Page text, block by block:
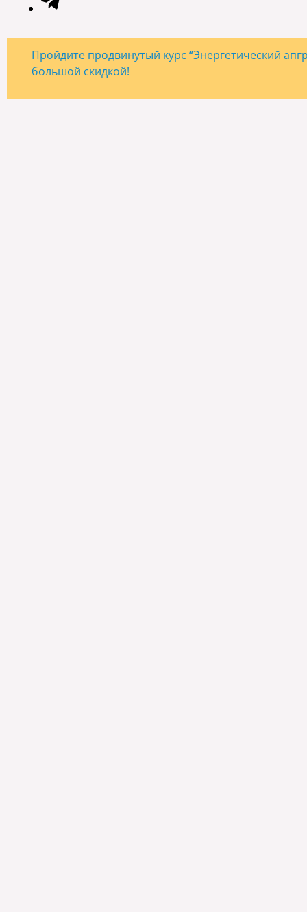
Пройдите продвинутый курс “Энергетический
большой скидкой!